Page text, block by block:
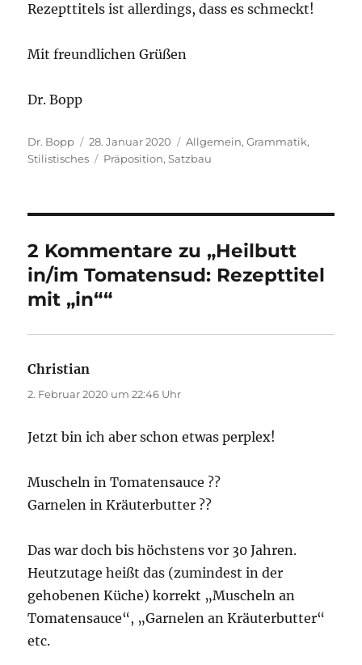
Rezepttitels ist allerdings, dass es schmeckt!
Mit freundlichen Grüßen
Dr. Bopp
Autor
Dr. Bopp
Veröffentlicht
am
28. Januar 2020 Kategorien
Allgemein,Grammatik,
Stilistisches
Schlagwörter
Präposition,Satzbau
2 Kommentare zu „Heilbutt
in/im Tomatensud: Rezepttitel
mit „in““
Christian
2. Februar 2020 um 22:46 Uhr
Jetzt bin ich aber schon etwas perplex!
Muscheln in Tomatensauce ??
Garnelen in Kräuterbutter ??
Das war doch bis höchstens vor 30 Jahren.
Heutzutage heißt das (zumindest in der
gehobenen Küche) korrekt „Muscheln an
Tomatensauce“, „Garnelen an Kräuterbutter“
etc.